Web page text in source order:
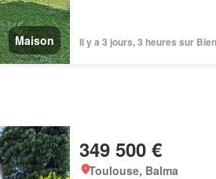
Maison Il y a 3 jours, 3 heures sur
349 500 €
Toulouse, Balma